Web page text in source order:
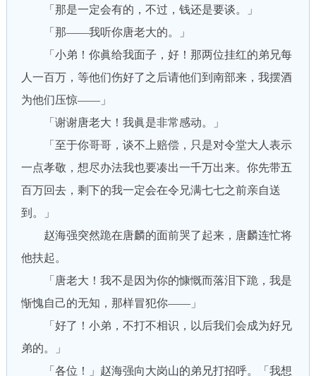
「那是一定会有的，不过，钱还是要谈。」
「那——我听你唐老大的。」
「小弟！你眞给我面子，好！那两位挂红的弟兄每
人一百万，等他们伤好了之后请他们到南部来，我摆酒
为他们压惊——」
「谢谢唐老大！我眞是非常感动。」
「至于你哥哥，谈不上赔偿，只是对令堂大人表示
一点孝敬，想尽办法我也要凑出一千万出来。你先带五
百万回去，剩下的我一定会在令兄满七七之前亲自送
到。」
赵海强突然跪在唐麟的面前哭了起来，唐麟连忙将
他扶起。
「唐老大！我不是因为你的慷慨而落泪下跪，我是
惭愧自己的无知，那样冒犯你——」
「好了！小弟，不打不相识，以后我们会成为好兄
弟的。」
「各位！」赵海强向大岗山的弟兄打招呼。「我想